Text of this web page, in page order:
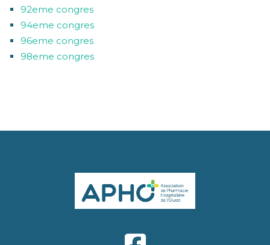
92eme congres
94eme congres
96eme congres
98eme congres